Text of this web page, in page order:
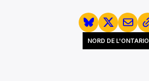
NORD DE L'ONTARIO